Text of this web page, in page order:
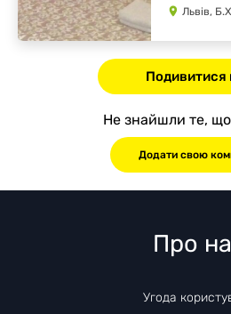
Львів,
Подивитися
Не знайшли те,
Додати свою
Про
Угода